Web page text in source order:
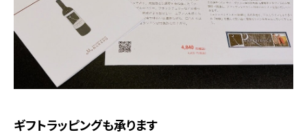
ギフトラッピングも承ります